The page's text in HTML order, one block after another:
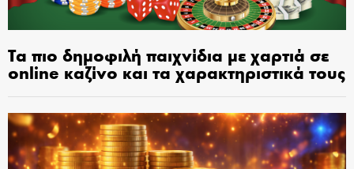
Τα πιο δημοφιλή παιχνίδια με χαρτιά σε
online καζίνο και τα χαρακτηριστικά τους